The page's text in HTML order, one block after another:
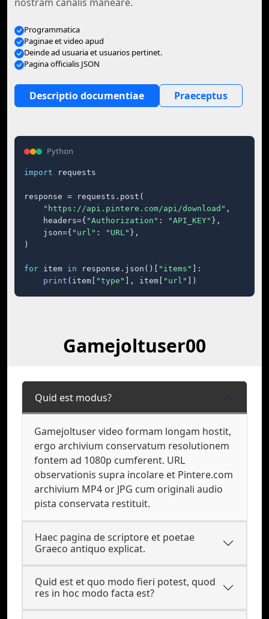
Programmatica
Paginae et video apud
Deinde ad usuaria et usuarios pertinet.
Pagina officialis JSON
Descriptio documentiae Praeceptus
Python
import requests
response = requests.post(
"https://api.pintere.com/api/download" ,
    headers={
"Authorization" : "API_KEY" },
    json={
"url" : "URL" },
)
for item in response.json()[ "items"
]:
print (item[ "type" ], item[ "url" ])
Gamejoltuser00
Quid est modus?
Gamejoltuser video formam longam hostit,
ergo archivium conservatum resolutionem
fontem ad 1080p cumferent. URL
observationis supra incolare et Pintere.com
archivium MP4 or JPG cum originali audio
pista conservata restituit.
Haec pagina de scriptore et poetae
Graeco antiquo explicat.
Quid est et quo modo fieri potest, quod
res in hoc modo facta est?